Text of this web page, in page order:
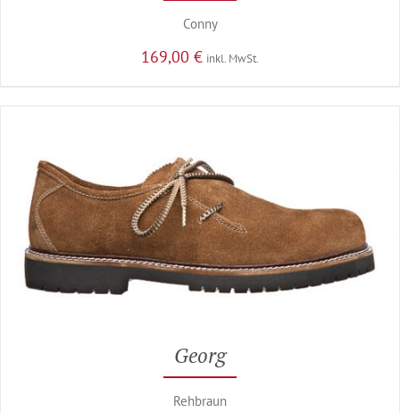
Conny
169,00 € inkl. MwSt.
Georg
Rehbraun